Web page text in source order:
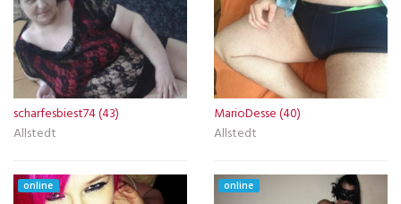
scharfesbiest74 (43)
Allstedt
MarioDesse (40)
Allstedt
online online